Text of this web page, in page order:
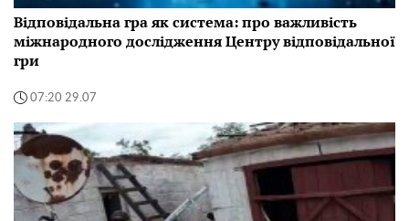
Відповідальна гра як система: про важливість
міжнародного дослідження Центру відповідальної
гри
07:20 29.07